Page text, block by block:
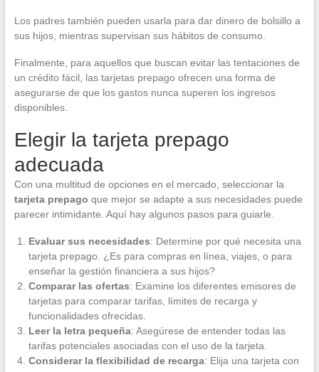
Los padres también pueden usarla para dar dinero de bolsillo a
sus hijos, mientras supervisan sus hábitos de consumo.
Finalmente, para aquellos que buscan evitar las tentaciones de
un crédito fácil, las tarjetas prepago ofrecen una forma de
asegurarse de que los gastos nunca superen los ingresos
disponibles.
Elegir la tarjeta prepago
adecuada
Con una multitud de opciones en el mercado, seleccionar la
tarjeta prepago que mejor se adapte a sus necesidades puede
parecer intimidante. Aquí hay algunos pasos para guiarle.
Evaluar sus necesidades: Determine por qué necesita una
tarjeta prepago. ¿Es para compras en línea, viajes, o para
enseñar la gestión financiera a sus hijos?
Comparar las ofertas: Examine los diferentes emisores de
tarjetas para comparar tarifas, límites de recarga y
funcionalidades ofrecidas.
Leer la letra pequeña: Asegúrese de entender todas las
tarifas potenciales asociadas con el uso de la tarjeta.
Considerar la flexibilidad de recarga: Elija una tarjeta con